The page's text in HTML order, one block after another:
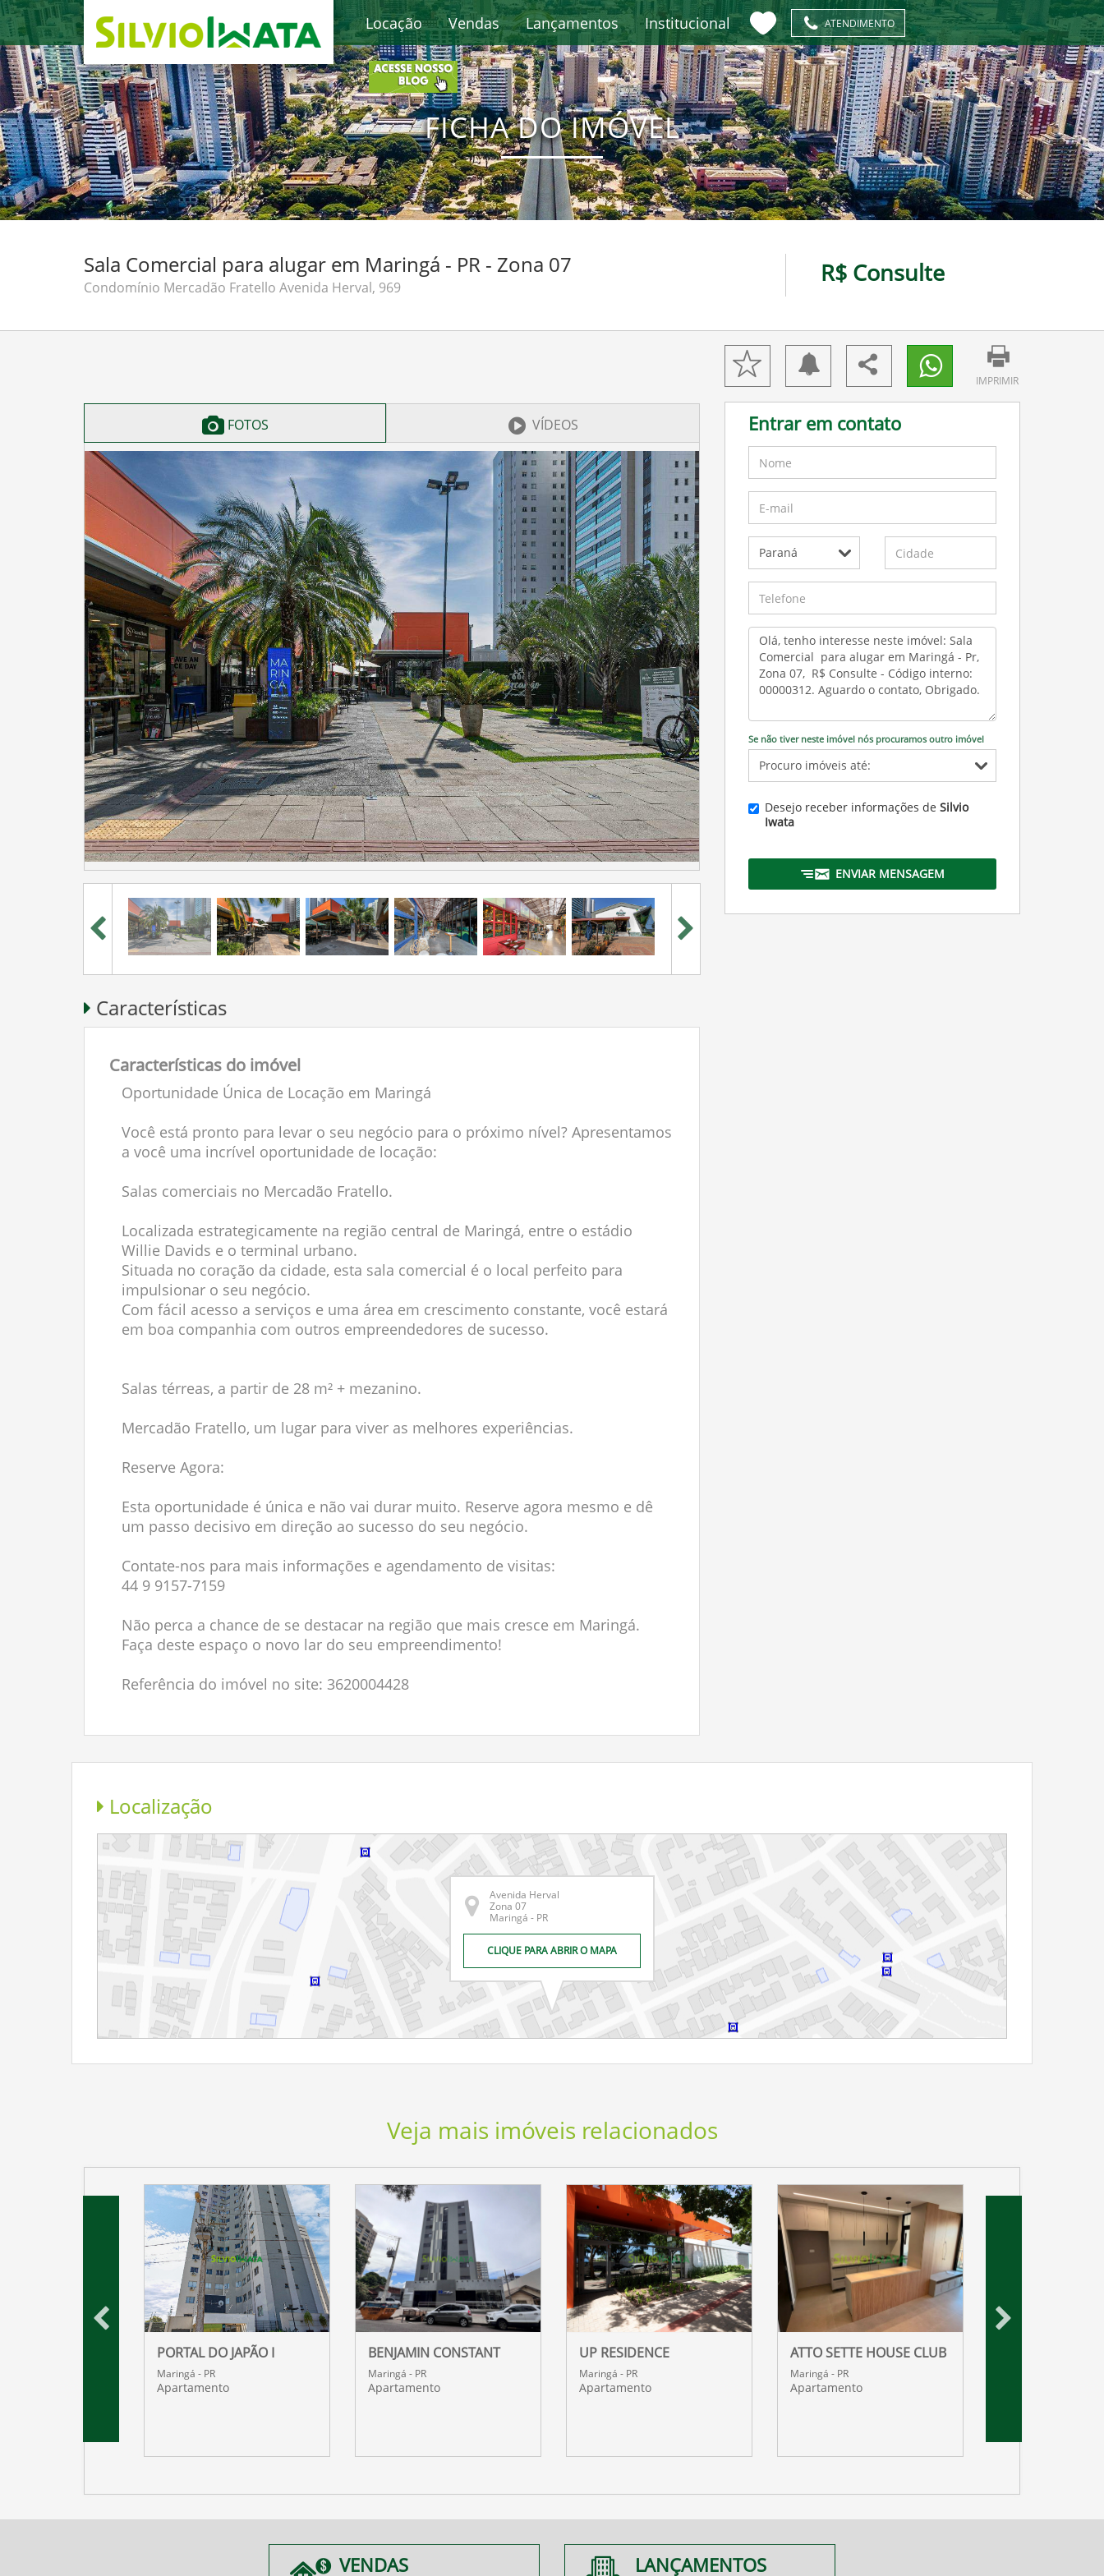
Locação Vendas Lançamentos Institucional ATENDIMENTO
FICHA DO IMÓVEL
Sala Comercial para alugar em Maringá - PR - Zona 07
Condomínio Mercadão Fratello Avenida Herval, 969 R$ Consulte
FOTOS VÍDEOS
IMPRIMIR
Entrar em contato
Se não tiver neste imóvel nós procuramos outro imóvel
Desejo receber informações de Silvio
Iwata
ENVIAR MENSAGEM
Características
Características do imóvel
Oportunidade Única de Locação em Maringá
Você está pronto para levar o seu negócio para o próximo nível? Apresentamos
a você uma incrível oportunidade de locação:
Salas comerciais no Mercadão Fratello.
Localizada estrategicamente na região central de Maringá, entre o estádio
Willie Davids e o terminal urbano.
Situada no coração da cidade, esta sala comercial é o local perfeito para
impulsionar o seu negócio.
Com fácil acesso a serviços e uma área em crescimento constante, você estará
em boa companhia com outros empreendedores de sucesso.
Salas térreas, a partir de 28 m² + mezanino.
Mercadão Fratello, um lugar para viver as melhores experiências.
Reserve Agora:
Esta oportunidade é única e não vai durar muito. Reserve agora mesmo e dê
um passo decisivo em direção ao sucesso do seu negócio.
Contate-nos para mais informações e agendamento de visitas:
44 9 9157-7159
Não perca a chance de se destacar na região que mais cresce em Maringá.
Faça deste espaço o novo lar do seu empreendimento!
Referência do imóvel no site: 3620004428
Localização
Avenida Herval
Zona 07
Maringá - PR
CLIQUE PARA ABRIR O MAPA
Veja mais imóveis relacionados
PORTAL DO JAPÃO I
Maringá - PR
Apartamento
BENJAMIN CONSTANT
Maringá - PR
Apartamento
UP RESIDENCE
Maringá - PR
Apartamento
ATTO SETTE HOUSE CLUB
Maringá - PR
Apartamento
VENDAS LANÇAMENTOS